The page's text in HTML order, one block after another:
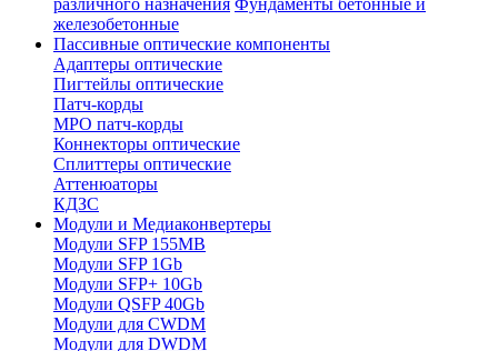
железобетонные
Пассивные оптические компоненты
Адаптеры оптические
Пигтейлы оптические
Патч-корды
MPO патч-корды
Коннекторы оптические
Сплиттеры оптические
Аттенюаторы
КДЗС
Модули и Медиаконвертеры
Модули SFP 155MB
Модули SFP 1Gb
Модули SFP+ 10Gb
Модули QSFP 40Gb
Модули для CWDM
Модули для DWDM